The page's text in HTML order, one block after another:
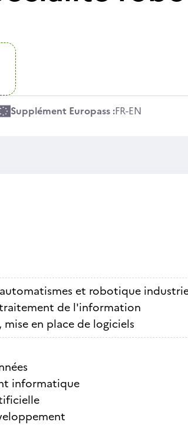
Supplément Europass :FR-EN
et robotique
de l'information
en place de logiciels
informatique